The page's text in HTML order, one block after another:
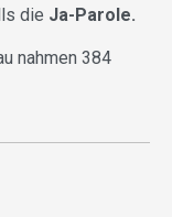
die Ja-Parole.
nahmen 384